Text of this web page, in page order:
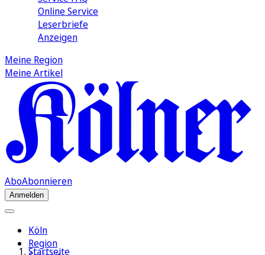
Online Service
Leserbriefe
Anzeigen
Meine Region
Meine Artikel
AboAbonnieren
Anmelden
Köln
Region
Startseite